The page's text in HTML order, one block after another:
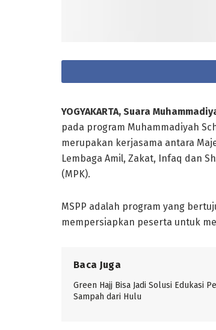
YOGYAKARTA, Suara
pada program Muhammadiyah
merupakan kerjasama antara
Lembaga Amil, Zakat, Infaq dan
(MPK).
MSPP adalah program yang
mempersiapkan peserta untuk
Baca Juga
Green Hajj Bisa Jadi Solusi Edukasi
Sampah dari Hulu